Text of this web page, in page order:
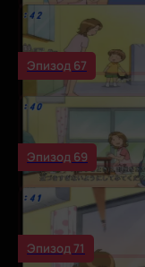
Эпизод 67
Эпизод 69
Эпизод 71